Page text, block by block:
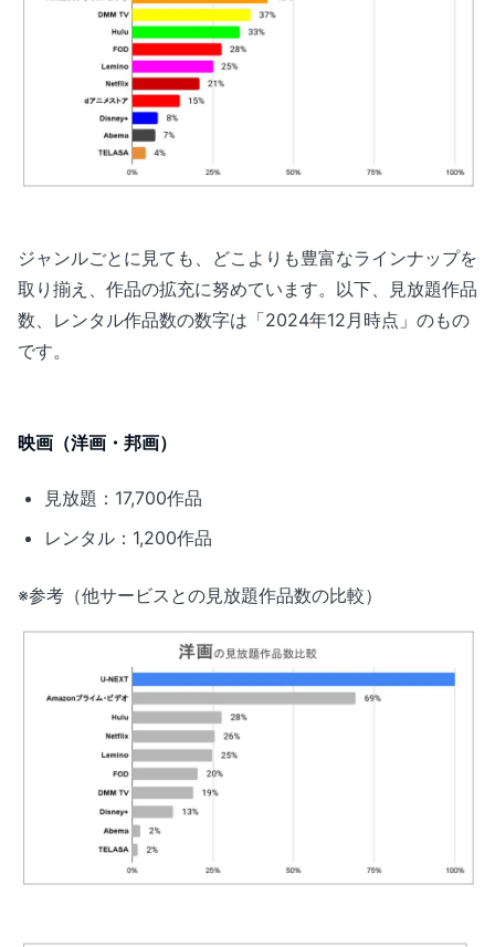
ジャンルごとに見ても、どこよりも豊富なラインナップを
取り揃え、作品の拡充に努めています。以下、見放題作品
数、レンタル作品数の数字は「2024年12月時点」のもの
です。
映画（洋画・邦画）
見放題：17,700作品
レンタル：1,200作品
※参考（他サービスとの見放題作品数の比較）